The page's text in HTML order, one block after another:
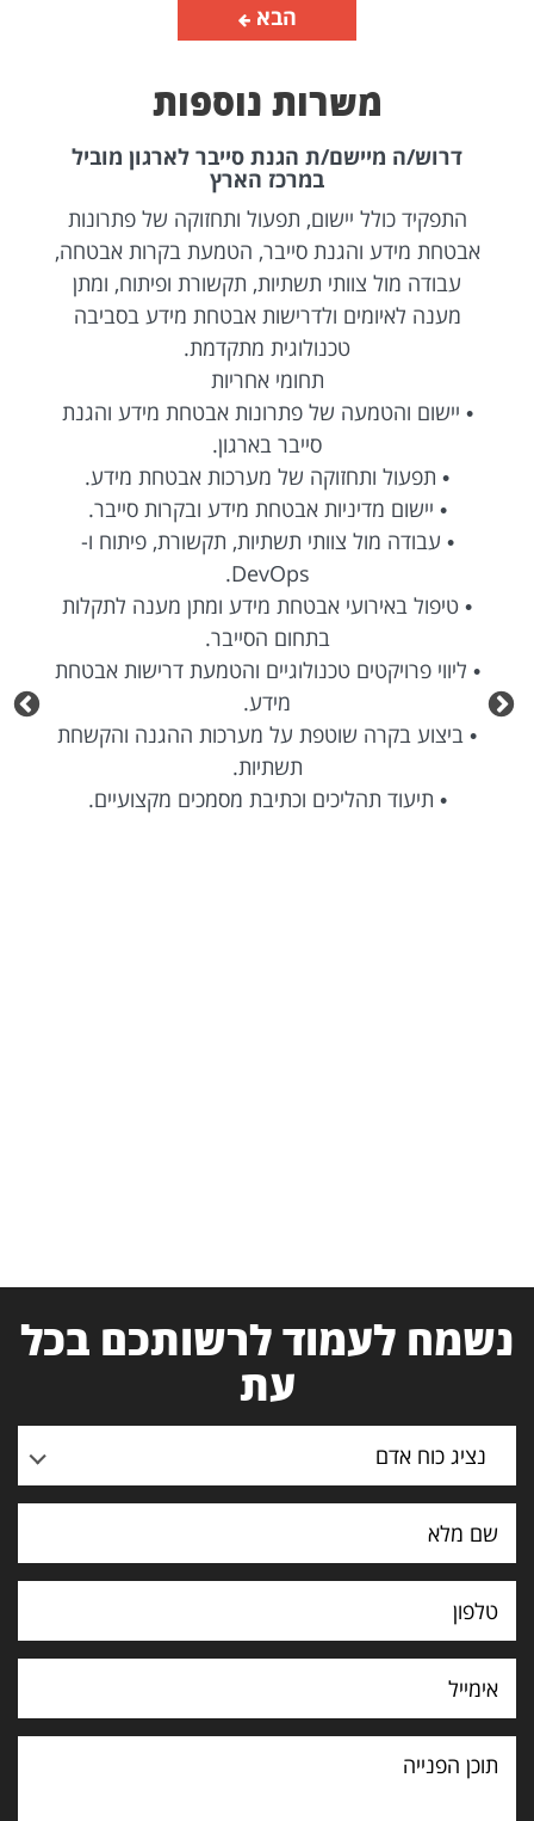
הבא
משרות נוספות
ה מיישם/ת הגנת סייבר לארגון מוביל
במרכז הארץ
כולל יישום, תפעול ותחזוקה של פתרונות
והגנת סייבר, הטמעת בקרות אבטחה,
מול צוותי תשתיות, תקשורת ופיתוח, ומתן
לאיומים ולדרישות אבטחת מידע בסביבה
טכנולוגית מתקדמת.
תחומי אחריות
והטמעה של פתרונות אבטחת מידע והגנת
ותחזוקה של מערכות אבטחת מידע.
מדיניות אבטחת מידע ובקרות סייבר.
מול צוותי תשתיות, תקשורת, פיתוח ו-
באירועי אבטחת מידע ומתן מענה לתקלות
בתחום הסייבר.
פרויקטים טכנולוגיים והטמעת דרישות אבטחת
בקרה שוטפת על מערכות ההגנה והקשחת
תהליכים וכתיבת מסמכים מקצועיים.
דרוש/ה
התפקיד
אבטחת
עבודה
• יישום
• טיפול
• ליווי
• ביצוע
נשמח לעמוד לרשותכם בכל
עת
נציג כוח אדם
תוכן
הפנייה